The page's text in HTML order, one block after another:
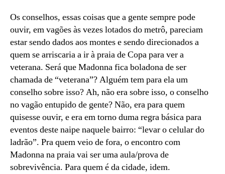
Os conselhos, essas coisas que a gente sempre pode
ouvir, em vagões às vezes lotados do metrô, pareciam
estar sendo dados aos montes e sendo direcionados a
quem se arriscaria a ir à praia de Copa para ver a
veterana. Será que Madonna fica boladona de ser
chamada de “veterana”? Alguém tem para ela um
conselho sobre isso? Ah, não era sobre isso, o conselho
no vagão entupido de gente? Não, era para quem
quisesse ouvir, e era em torno duma regra básica para
eventos deste naipe naquele bairro: “levar o celular do
ladrão”. Pra quem veio de fora, o encontro com
Madonna na praia vai ser uma aula/prova de
sobrevivência. Para quem é da cidade, idem.